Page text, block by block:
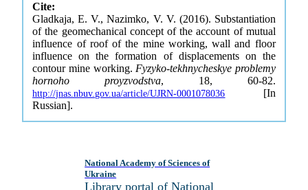
Cite:
Gladkaja, E. V., Nazimko, V. V. (2016). Substantiation
of the geomechanical concept of the account of mutual
influence of roof of the mine working, wall and floor
influence on the formation of displacements on the
contour mine working. Fyzyko-tekhnycheskye problemy
hornoho proyzvodstva, 18, 60-82.
http://jnas.nbuv.gov.ua/article/UJRN-0001078036 [In
Russian].
National Academy of Sciences of
Ukraine
Library portal of National